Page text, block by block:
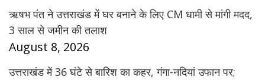
ऋषभ पंत ने उत्तराखंड में घर बनाने के लिए CM धामी से मांगी मदद,
3 साल से जमीन की तलाश
August 8, 2026
उत्तराखंड में 36 घंटे से बारिश का कहर, गंगा-नदियां उफान पर;